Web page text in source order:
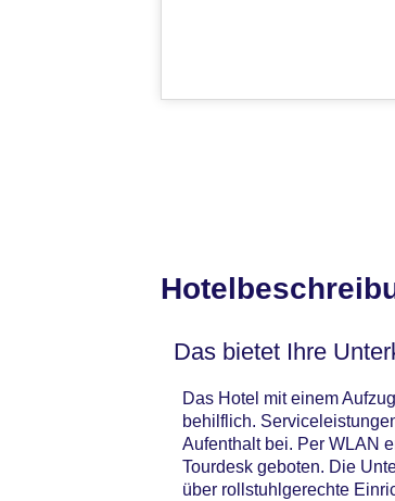
Das bietet Ihre
Das Hotel mit einem
behilflich.
Aufenthalt bei. Per WLAN
Tourdesk geboten. Die
über rollstuhlgerechte